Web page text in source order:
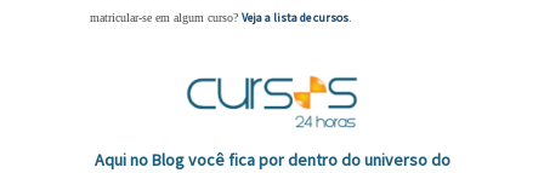
matricular-se em algum curso? Veja a lista de cursos
Aqui no Blog você fica por dentro do universo do